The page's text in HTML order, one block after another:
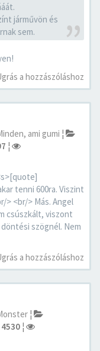
járművön és
sem.
a hozzászóláshoz
ami gumi ¦
¦
tenni 600ra. Viszint
> <br/> Más. Angel
csúszkált, viszont
szögnél. Nem
a hozzászóláshoz
¦
4530 ¦